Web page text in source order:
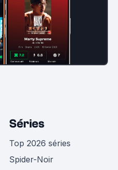
Séries
Top 2026 séries
Spider-Noir